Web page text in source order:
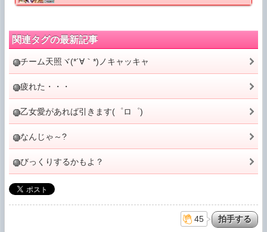
関連タグの最新記事
チーム天照ヾ(*´∀｀*)ノキャッキャ
疲れた・・・
乙女愛があれば引きます(゜ロ゜)
なんじゃ～?
びっくりするかもよ？
45